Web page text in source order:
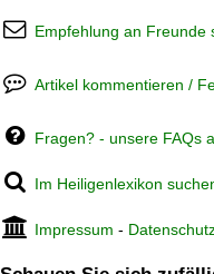
Empfehlung an Freunde
Artikel kommentieren /
Fragen? - unsere FAQs
Im Heiligenlexikon
Impressum -